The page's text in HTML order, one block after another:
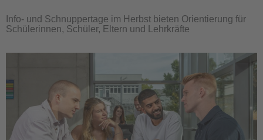
Info- und Schnuppertage im Herbst bieten Orientierung für
Schülerinnen, Schüler, Eltern und Lehrkräfte